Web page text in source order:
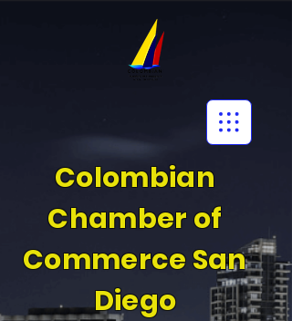
Colombian
Chamber of
Commerce San
Diego